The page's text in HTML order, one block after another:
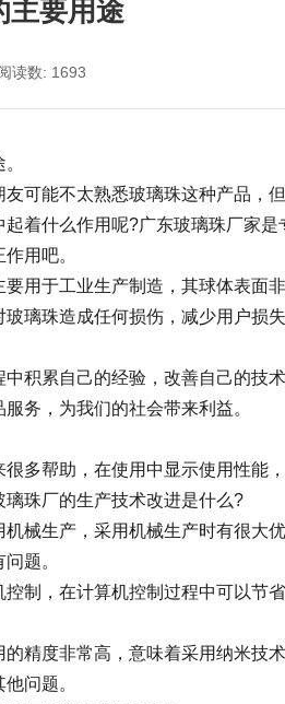
主要用途
读数: 1693
能不太熟悉玻璃珠这种产品，
着什么作用呢?广东玻璃珠厂家
用吧。
于工业生产制造，其球体表面非
璃珠造成任何损伤，减少用户损
累自己的经验，改善自己的技
务，为我们的社会带来利益。
帮助，在使用中显示使用性能
珠厂的生产技术改进是什么?
生产，采用机械生产时有很大
题。
，在计算机控制过程中可以节省
度非常高，意味着采用纳米技
问题。